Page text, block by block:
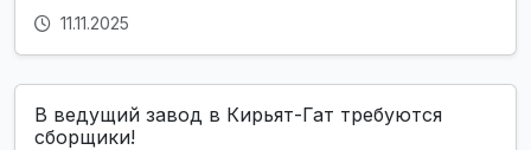
11.11.2025
В ведущий завод в Кирьят-Гат требуются
сборщики!